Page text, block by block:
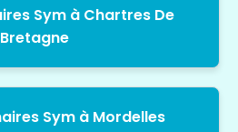
Sym à Chartres De
Bretagne
Sym à Mordelles